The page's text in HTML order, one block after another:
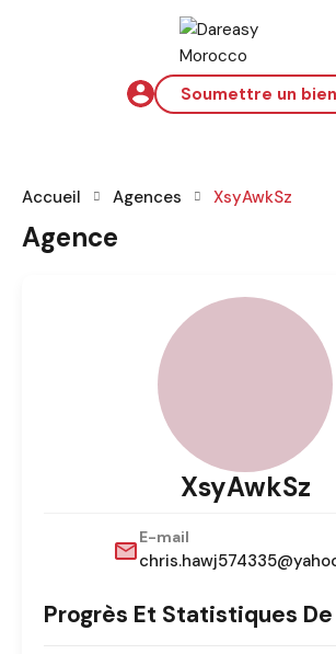
Soumettre un bien
Accueil Agences XsyAwkSz
Agence
XsyAwkSz
E-mail
Progrès Et Statistiques De